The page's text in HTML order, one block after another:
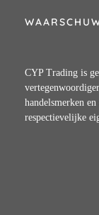
CYP Trading is
handelsmerken
respectievelijke